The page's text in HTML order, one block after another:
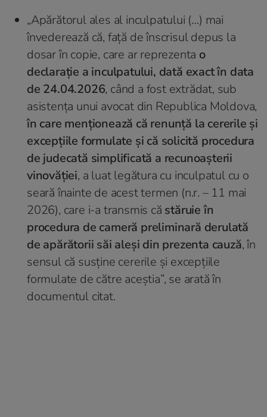
„Apărătorul ales al inculpatului (…) mai
învederează că, faţă de înscrisul depus la
dosar în copie, care ar reprezenta o
declaraţie a inculpatului, dată exact în data
de 24.04.2026, când a fost extrădat, sub
asistenţa unui avocat din Republica Moldova,
în care menţionează că renunţă la cererile şi
excepţiile formulate şi că solicită procedura
de judecată simplificată a recunoaşterii
vinovăţiei, a luat legătura cu inculpatul cu o
seară înainte de acest termen (n.r. – 11 mai
2026), care i-a transmis că stăruie în
procedura de cameră preliminară derulată
de apărătorii săi aleşi din prezenta cauză, în
sensul că susţine cererile şi excepţiile
formulate de către aceştia”, se arată în
documentul citat.